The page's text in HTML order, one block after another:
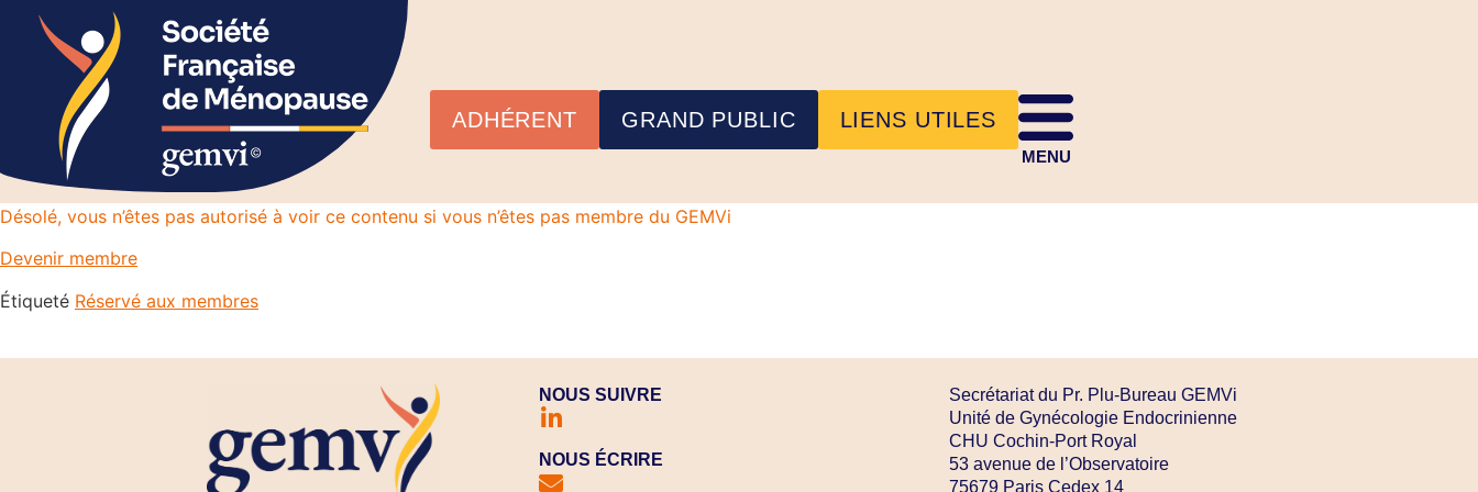
ADHÉRENT GRAND PUBLIC LIENS UTILES
MENU
Désolé, vous n’êtes pas autorisé à voir ce contenu si vous n’êtes pas membre du GEMVi
Devenir membre
Étiqueté Réservé aux membres
NOUS SUIVRE
NOUS ÉCRIRE
Secrétariat du Pr. Plu-Bureau GEMVi
Unité de Gynécologie Endocrinienne
CHU Cochin-Port Royal
53 avenue de l’Observatoire
75679 Paris Cedex 14